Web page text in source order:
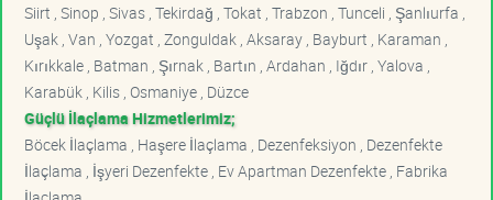
Siirt , Sinop , Sivas , Tekirdağ , Tokat , Trabzon , Tunceli , Şanlıurfa ,
Uşak , Van , Yozgat , Zonguldak , Aksaray , Bayburt , Karaman ,
Kırıkkale , Batman , Şırnak , Bartın , Ardahan , Iğdır , Yalova ,
Karabük , Kilis , Osmaniye , Düzce
Güçlü İlaçlama Hizmetlerimiz;
Böcek İlaçlama , Haşere İlaçlama , Dezenfeksiyon , Dezenfekte
İlaçlama , İşyeri Dezenfekte , Ev Apartman Dezenfekte , Fabrika